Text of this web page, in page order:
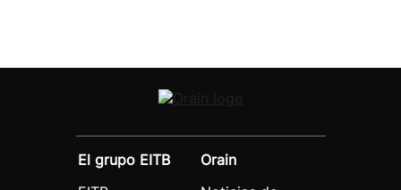
El grupo EITB
Orain